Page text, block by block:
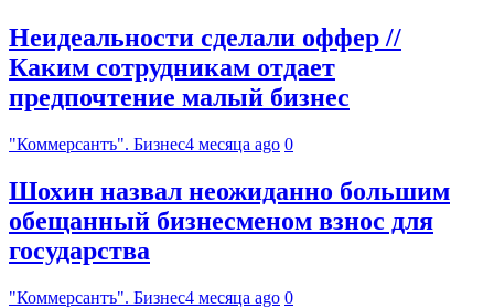
Неидеальности сделали оффер //
Каким сотрудникам отдает
предпочтение малый бизнес
"Коммерсантъ". Бизнес4 месяца ago 0
Шохин назвал неожиданно большим
обещанный бизнесменом взнос для
государства
"Коммерсантъ". Бизнес4 месяца ago 0